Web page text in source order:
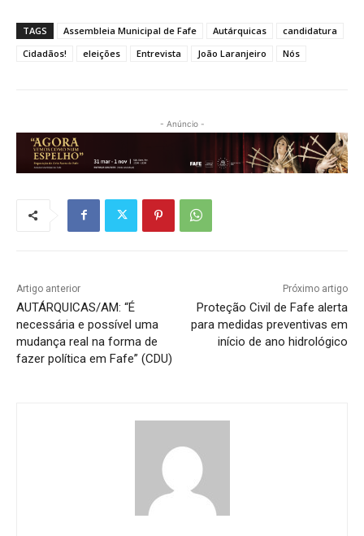
TAGS Assembleia Municipal de Fafe Autárquicas
candidatura
Cidadãos!
eleições Entrevista João Laranjeiro Nós
- Anúncio -
Artigo anterior
AUTÁRQUICAS/AM: “É
necessária e possível uma
mudança real na forma de
fazer política em Fafe” (CDU)
Próximo artigo
Proteção Civil de Fafe alerta
para medidas preventivas em
início de ano hidrológico